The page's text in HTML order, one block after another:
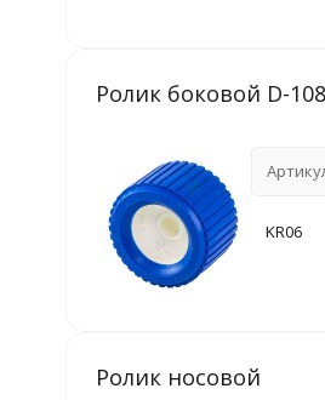
Ролик боковой D-
KR06
Ролик носовой